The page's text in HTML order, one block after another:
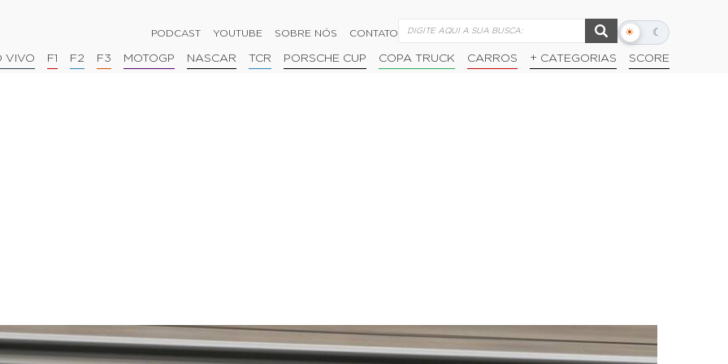
PODCAST YOUTUBE SOBRE NÓS CONTATO ☀ ☾
Alternar
escuro
VIVO F1 F2 F3 MOTOGP NASCAR TCR PORSCHE CUP COPA TRUCK CARROS + CATEGORIAS SCORE